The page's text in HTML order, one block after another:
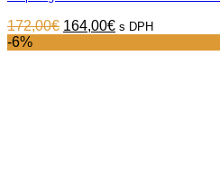
172,00€ Original
164,00€Current
s DPH
-6%